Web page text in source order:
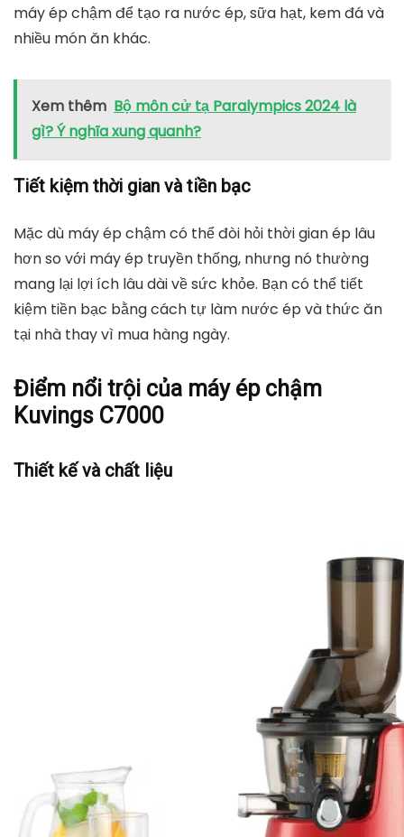
máy ép chậm để tạo ra nước ép, sữa hạt, kem đá và
nhiều món ăn khác.
Xem thêm Bộ môn cử tạ Paralympics 2024 là
gì? Ý nghĩa xung quanh?
Tiết kiệm thời gian và tiền bạc
Mặc dù máy ép chậm có thể đòi hỏi thời gian ép lâu
hơn so với máy ép truyền thống, nhưng nó thường
mang lại lợi ích lâu dài về sức khỏe. Bạn có thể tiết
kiệm tiền bạc bằng cách tự làm nước ép và thức ăn
tại nhà thay vì mua hàng ngày.
Điểm nổi trội của máy ép chậm
Kuvings C7000
Thiết kế và chất liệu